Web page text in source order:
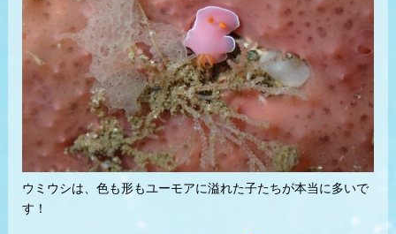
ウミウシは、色も形もユーモアに溢れた子たちが本当に多いで
す！